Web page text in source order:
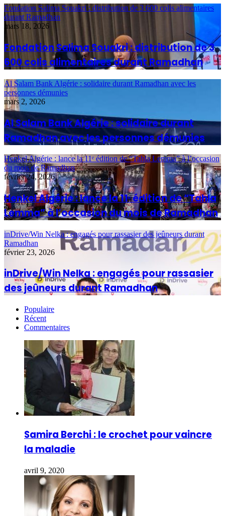
Fondation Salima Souakri : distribution de 3 600 colis alimentaires
durant Ramadhan
mars 18, 2026
Fondation Salima Souakri : distribution de 3
600 colis alimentaires durant Ramadhan
Al Salam Bank Algérie : solidaire durant Ramadhan avec les
personnes démunies
mars 2, 2026
Al Salam Bank Algérie : solidaire durant
Ramadhan avec les personnes démunies
Henkel Algérie : lance la 11ᵉ édition de “Tahla Lemma” à l’occasion
du mois de Ramadhan
février 24, 2026
Henkel Algérie : lance la 11ᵉ édition de “Tahla
Lemma” à l’occasion du mois de Ramadhan
inDrive/Win Nelka : engagés pour rassasier des jeûneurs durant
Ramadhan
février 23, 2026
inDrive/Win Nelka : engagés pour rassasier
des jeûneurs durant Ramadhan
Populaire
Récent
Commentaires
Samira Berchi : le crochet pour vaincre
la maladie
avril 9, 2020